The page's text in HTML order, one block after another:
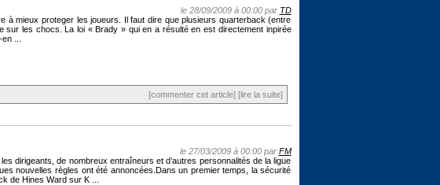
le 28/09/2009 à 00:00 par TD
à mieux proteger les joueurs. Il faut dire que plusieurs quarterback (entre
sur les chocs. La loi « Brady » qui en a résulté en est directement inpirée
...
[commenter cet article] [lire la suite]
le 27/03/2009 à 00:00 par FM
dirigeants, de nombreux entraîneurs et d’autres personnalités de la ligue
nouvelles règles ont été annoncées.Dans un premier temps, la sécurité
de Hines Ward sur K ...